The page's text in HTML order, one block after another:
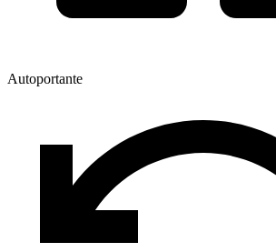
Autoportante